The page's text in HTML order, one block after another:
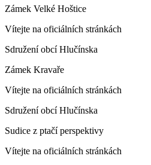
Zámek Velké Hoštice
Vítejte na oficiálních stránkách
Sdružení obcí Hlučínska
Zámek Kravaře
Vítejte na oficiálních stránkách
Sdružení obcí Hlučínska
Sudice z ptačí perspektivy
Vítejte na oficiálních stránkách